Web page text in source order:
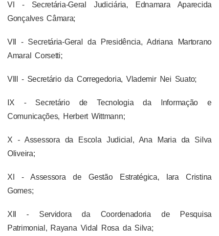
VI - Secretária-Geral Judiciária, Ednamara Aparecida
Gonçalves Câmara;
VII - Secretária-Geral da Presidência, Adriana Martorano
Amaral Corsetti;
VIII - Secretário da Corregedoria, Vlademir Nei Suato;
IX - Secretário de Tecnologia da Informação e
Comunicações, Herbert Wittmann;
X - Assessora da Escola Judicial, Ana Maria da Silva
Oliveira;
XI - Assessora de Gestão Estratégica, Iara Cristina
Gomes;
XII - Servidora da Coordenadoria de Pesquisa
Patrimonial, Rayana Vidal Rosa da Silva;